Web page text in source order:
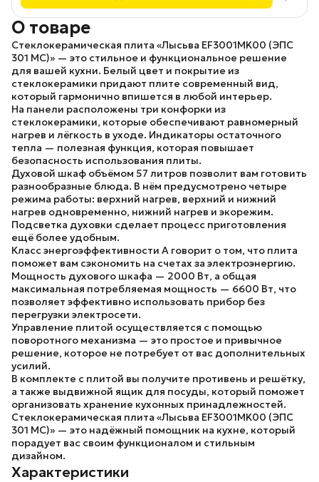
О товаре
Стеклокерамическая плита «Лысьва EF3001MK00 (ЭПС
301 МС)» — это стильное и функциональное решение
для вашей кухни. Белый цвет и покрытие из
стеклокерамики придают плите современный вид,
который гармонично впишется в любой интерьер.
На панели расположены три конфорки из
стеклокерамики, которые обеспечивают равномерный
нагрев и лёгкость в уходе. Индикаторы остаточного
тепла — полезная функция, которая повышает
безопасность использования плиты.
Духовой шкаф объёмом 57 литров позволит вам готовить
разнообразные блюда. В нём предусмотрено четыре
режима работы: верхний нагрев, верхний и нижний
нагрев одновременно, нижний нагрев и экорежим.
Подсветка духовки сделает процесс приготовления
ещё более удобным.
Класс энергоэффективности A говорит о том, что плита
поможет вам сэкономить на счетах за электроэнергию.
Мощность духового шкафа — 2000 Вт, а общая
максимальная потребляемая мощность — 6600 Вт, что
позволяет эффективно использовать прибор без
перегрузки электросети.
Управление плитой осуществляется с помощью
поворотного механизма — это простое и привычное
решение, которое не потребует от вас дополнительных
усилий.
В комплекте с плитой вы получите противень и решётку,
а также выдвижной ящик для посуды, который поможет
организовать хранение кухонных принадлежностей.
Стеклокерамическая плита «Лысьва EF3001MK00 (ЭПС
301 МС)» — это надёжный помощник на кухне, который
порадует вас своим функционалом и стильным
дизайном.
Характеристики